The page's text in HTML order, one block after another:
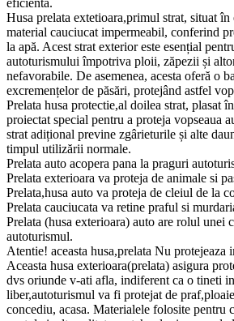
Husa prelata extetioara,primul strat, situat în
material cauciucat impermeabil, conferind
la apă. Acest strat exterior este esențial
autoturismului împotriva ploii, zăpezii și
nefavorabile. De asemenea, acesta oferă o
excremențelor de păsări, protejând astfel
Prelata husa protectie,al doilea strat, plasat
proiectat special pentru a proteja vopseaua
strat adițional previne zgârieturile și alte
timpul utilizării normale.
Prelata auto acopera pana la praguri
Prelata exterioara va proteja de animale si
Prelata,husa auto va proteja de cleiul de la
Prelata cauciucata va retine praful si
Prelata (husa exterioara) auto are rolul unei
autoturismul.
Atentie! aceasta husa,prelata Nu
Aceasta husa exterioara(prelata) asigura
dvs oriunde v-ati afla, indiferent ca o tineti
liber,autoturismul va fi protejat de
concediu, acasa. Materialele folosite pentru